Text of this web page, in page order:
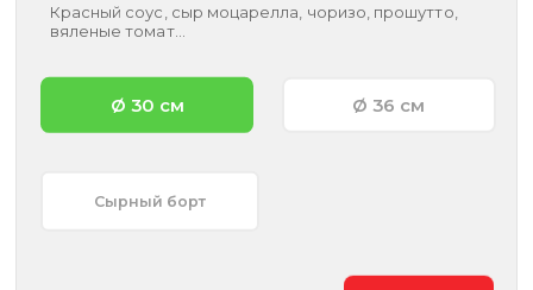
Красный соус, сыр моцарелла, чоризо, прошутто,
вяленые томат...
Ø 30 см Ø 36 см
Сырный борт